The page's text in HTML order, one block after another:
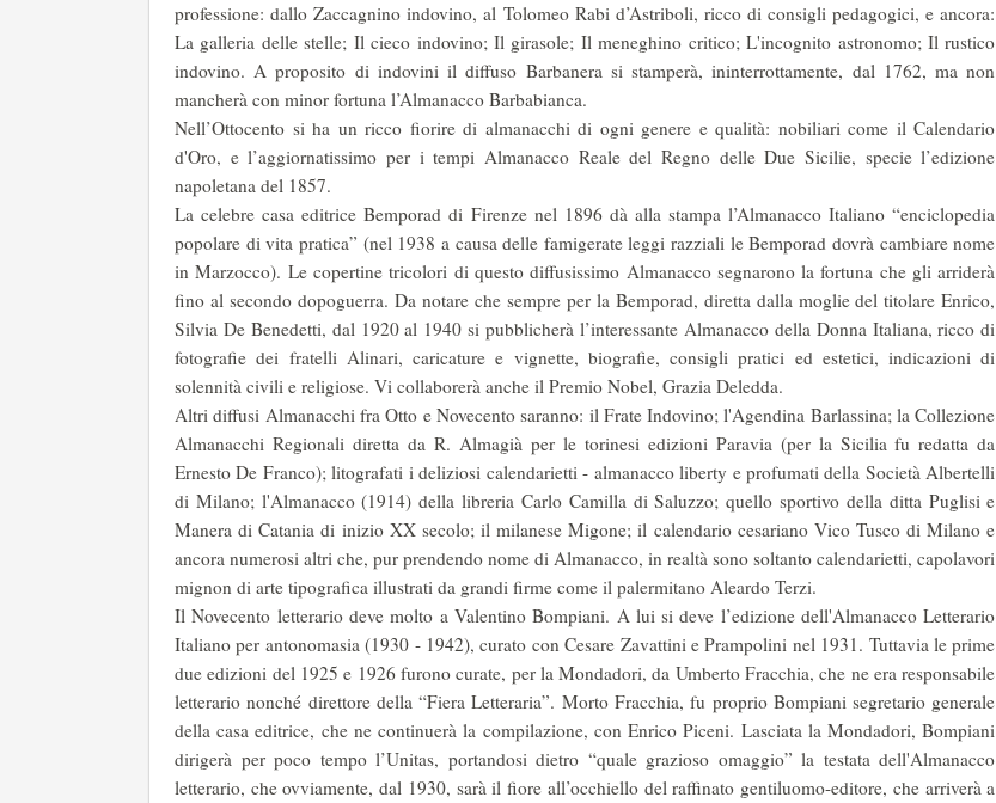
professione: dallo Zaccagnino indovino, al Tolomeo Rabi d’Astriboli, ricco di consigli pedagogici, e ancora:
La galleria delle stelle; Il cieco indovino; Il girasole; Il meneghino critico; L'incognito astronomo; Il rustico
indovino. A pro­posito di indovini il diffuso Barbanera si stamperà, ininterrottamente, dal 1762, ma non
mancherà con minor fortuna l’Almanacco Barbabianca.
Nell’Ottocento si ha un ricco fiorire di almanacchi di ogni genere e qualità: nobiliari come il Calendario
d'Oro, e l’aggiornatissimo per i tempi Almanacco Reale del Regno delle Due Sicilie, specie l’edizione
napoletana del 1857.
La celebre casa editrice Bemporad di Firenze nel 1896 dà alla stampa l’Almanacco Italiano “enciclopedia
popo­lare di vita pratica” (nel 1938 a causa delle famigerate leggi razziali le Bemporad dovrà cambiare nome
in Marzocco). Le copertine tricolori di questo diffusissimo Almanacco segnarono la fortuna che gli arriderà
fino al secondo do­poguerra. Da notare che sempre per la Bemporad, diretta dalla moglie del tito­lare Enrico,
Silvia De Benedetti, dal 1920 al 1940 si pubblicherà l’interessante Almanacco della Donna Italiana, ricco di
fotografie dei fratelli Alinari, carica­ture e vignette, biografie, consigli pratici ed estetici, indicazioni di
solennità ci­vili e religiose. Vi collaborerà anche il Premio Nobel, Grazia Deledda.
Altri diffusi Almanacchi fra Otto e Novecento saranno: il Frate Indovino; l'Agendina Barlassina; la Collezione
Almanacchi Regionali diretta da R. Almagià per le torinesi edizioni Paravia (per la Sicilia fu redatta da
Ernesto De Franco); lito­grafati i deliziosi calendarietti - almanacco liberty e profumati della Società Albertelli
di Milano; l'Almanacco (1914) della libreria Carlo Camilla di Saluzzo; quello sportivo della ditta Puglisi e
Manera di Catania di inizio XX secolo; il milanese Migone; il calendario cesariano Vico Tusco di Milano e
ancora numerosi altri che, pur pren­dendo nome di Almanacco, in realtà sono soltanto calendarietti, capolavori
mignon di arte tipografica illustrati da grandi firme come il palermitano Aleardo Terzi.
Il Novecento letterario deve molto a Valentino Bompiani. A lui si deve l’edizione dell'Almanacco Letterario
Italiano per antonomasia (1930 - 1942), curato con Cesare Zavattini e Prampolini nel 1931. Tuttavia le prime
due edizioni del 1925 e 1926 furono curate, per la Mondadori, da Umberto Fracchia, che ne era respon­sabile
letterario nonché direttore della “Fiera Letteraria”. Morto Fracchia, fu proprio Bompiani segretario generale
della casa editrice, che ne continuerà la compilazione, con Enrico Piceni. Lasciata la Mondadori, Bompiani
dirigerà per poco tempo l’Unitas, portandosi dietro “quale grazioso omaggio” la testata dell'Almanacco
letterario, che ovviamente, dal 1930, sarà il fiore all’occhiello del raffinato gentiluomo-editore, che arriverà a